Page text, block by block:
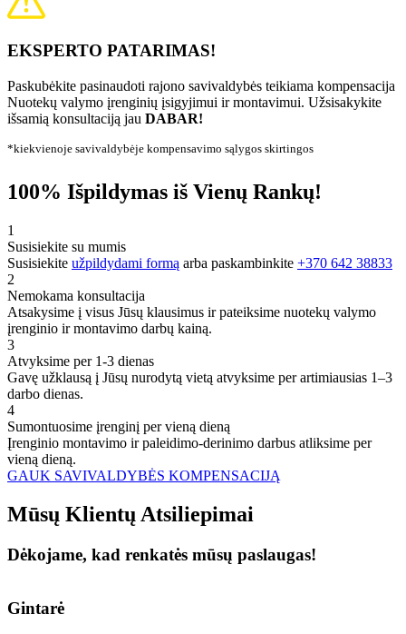
EKSPERTO PATARIMAS!
Paskubėkite pasinaudoti rajono savivaldybės teikiama kompensacija
Nuotekų valymo įrenginių įsigyjimui ir montavimui. Užsisakykite
išsamią konsultaciją jau DABAR!
*kiekvienoje savivaldybėje kompensavimo sąlygos skirtingos
100% Išpildymas iš Vienų Rankų!
1
Susisiekite su mumis
Susisiekite užpildydami formą arba paskambinkite +370 642 38833
2
Nemokama konsultacija
Atsakysime į visus Jūsų klausimus ir pateiksime nuotekų valymo
įrenginio ir montavimo darbų kainą.
3
Atvyksime per 1-3 dienas
Gavę užklausą į Jūsų nurodytą vietą atvyksime per artimiausias 1–3
darbo dienas.
4
Sumontuosime įrenginį per vieną dieną
Įrenginio montavimo ir paleidimo-derinimo darbus atliksime per
vieną dieną.
GAUK SAVIVALDYBĖS KOMPENSACIJĄ
Mūsų Klientų Atsiliepimai
Dėkojame, kad renkatės mūsų paslaugas!
Gintarė